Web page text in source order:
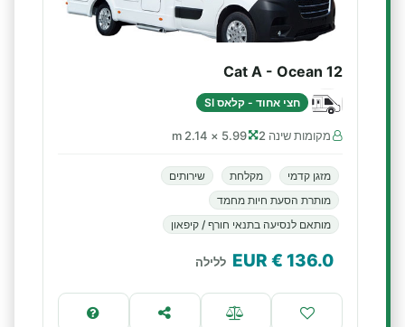
Cat A - Ocean 12
חצי אחוד - קלאס SI
מקומות שינה 2 5.99 × 2.14 m
מזגן קדמי מקלחת
שירותים
מותרת הסעת חיות מחמד
מותאם לנסיעה בתנאי חורף / קיפאון
136.0
€ EUR ללילה